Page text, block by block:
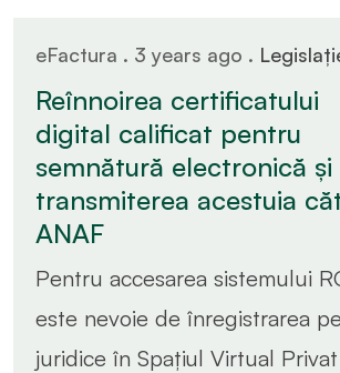
eFactura . 3 years ago .
Reînnoirea certificatului
digital calificat pentru
semnătură electronică și
transmiterea acestuia
ANAF
Pentru accesarea sistemului
este nevoie de înregistrarea
juridice în Spațiul Virtual Privat